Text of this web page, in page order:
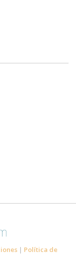
| Política de